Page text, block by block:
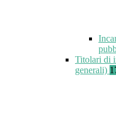
Titolari di
generali)